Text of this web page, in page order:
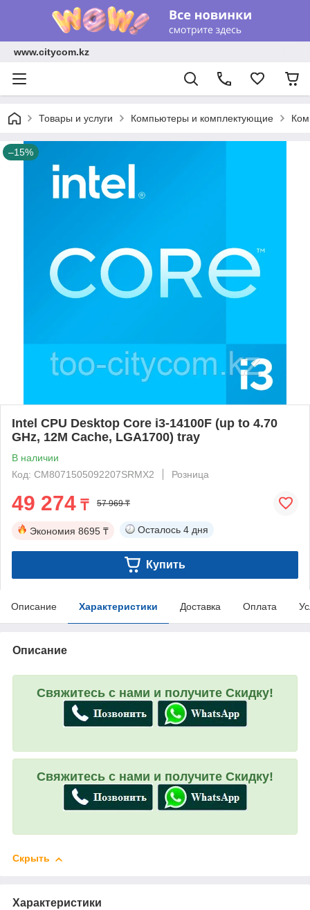
www.citycom.kz
Товары и услуги Компьютеры и комплектующие
–15%
Intel CPU Desktop Core i3-14100F (up to 4.70
GHz, 12M Cache, LGA1700) tray
В наличии
Код: CM8071505092207SRMX2
Розница
49 274 ₸ 57 969 ₸
Экономия 8695 ₸ Осталось 4 дня
Купить
Описание Характеристики Доставка Оплата
Описание
Свяжитесь с нами и получите Скидку!
Свяжитесь с нами и получите Скидку!
Скрыть
Характеристики